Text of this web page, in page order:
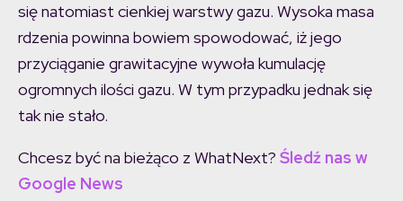
się natomiast cienkiej warstwy gazu. Wysoka masa
rdzenia powinna bowiem spowodować, iż jego
przyciąganie grawitacyjne wywoła kumulację
ogromnych ilości gazu. W tym przypadku jednak się
tak nie stało.
Chcesz być na bieżąco z WhatNext? Śledź nas w
Google News